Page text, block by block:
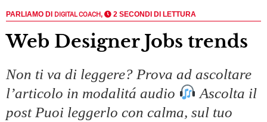
PARLIAMO DI DIGITAL COACH, 2 SECONDI DI LETTURA
Web Designer Jobs trends
Non ti va di leggere? Prova ad ascoltare
l’articolo in modalitá audio
Ascolta il
post Puoi leggerlo con calma, sul tuo